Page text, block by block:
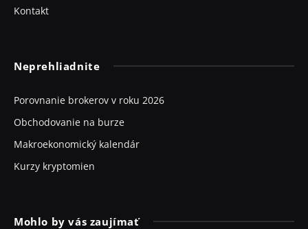
Kontakt
Neprehliadnite
Porovnanie brokerov v roku 2026
Obchodovanie na burze
Makroekonomický kalendár
Kurzy kryptomien
Mohlo by vás zaujímať